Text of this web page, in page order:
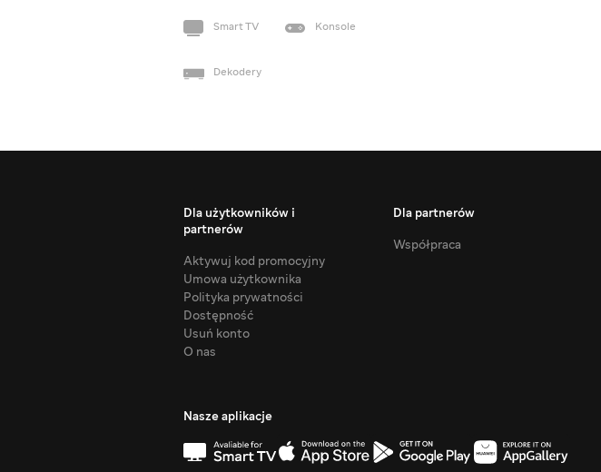
Smart TV Konsole
Dekodery
Dla użytkowników i
partnerów
Aktywuj kod promocyjny
Umowa użytkownika
Polityka prywatności
Dostępność
Usuń konto
O nas
Dla partnerów
Współpraca
Nasze aplikacje